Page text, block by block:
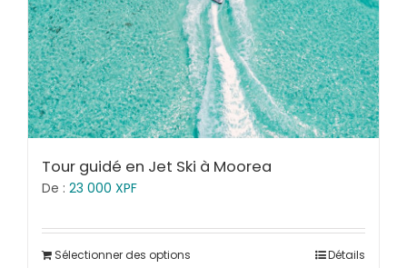
Tour guidé en Jet Ski à Moorea
De : 23 000 XPF
Sélectionner des options Détails